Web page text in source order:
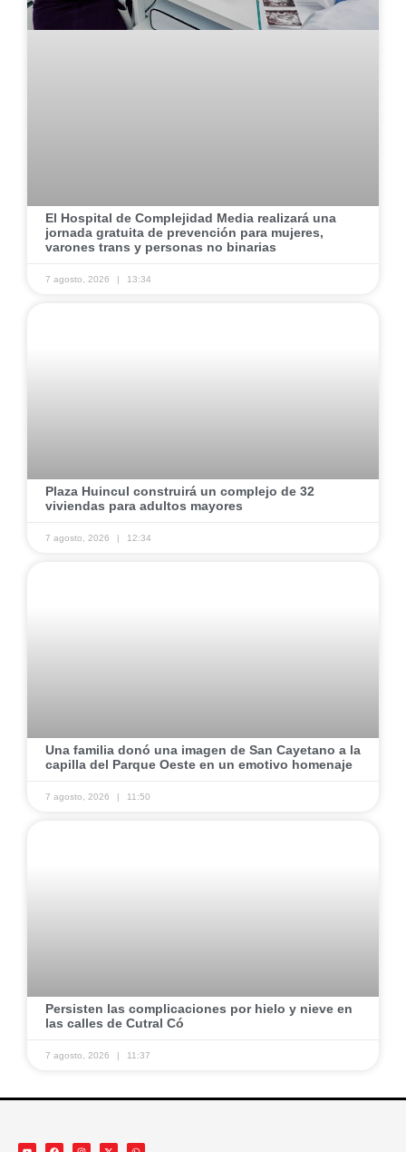
El Hospital de Complejidad Media realizará una
jornada gratuita de prevención para mujeres,
varones trans y personas no binarias
7 agosto, 2026 13:34
Plaza Huincul construirá un complejo de 32
viviendas para adultos mayores
7 agosto, 2026 12:34
Una familia donó una imagen de San Cayetano a la
capilla del Parque Oeste en un emotivo homenaje
7 agosto, 2026 11:50
Persisten las complicaciones por hielo y nieve en
las calles de Cutral Có
7 agosto, 2026 11:37